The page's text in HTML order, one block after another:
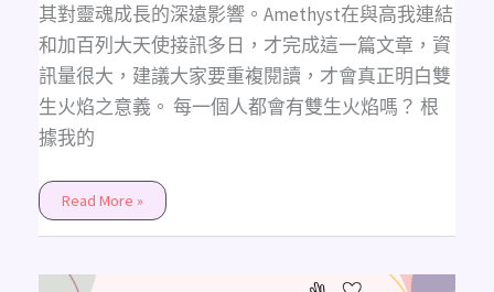
其對靈魂成長的深遠影響。Amethyst在與高我連結
和加百列大天使接訊多日，才完成這一篇文章，資
訊量很大，建議大家要重複閱讀，才會真正明白雙
生火焰之意義。 每一個人都會有雙生火焰嗎？ 根
據我的
Read More »
《主